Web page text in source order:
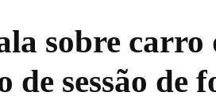
sobre carro
de sessão de